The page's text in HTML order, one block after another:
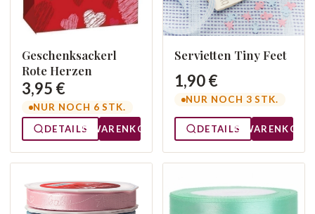
Geschenksackerl
Rote Herzen
3,95 €
NUR NOCH 6 STK.
DETAILS
WARENKORB
Servietten Tiny Feet
1,90 €
NUR NOCH 3 STK.
DETAILS WARENKORB